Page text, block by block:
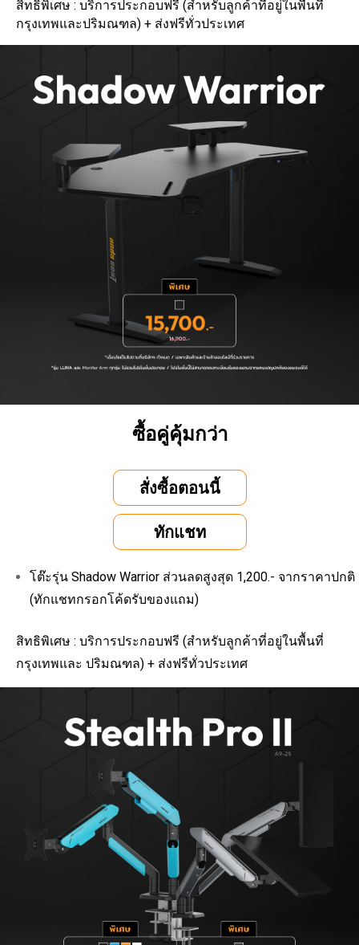
สิทธิพิเศษ : บริการประกอบฟรี (สำหรับลูกค้าที่อยู่ในพื้นที่
กรุงเทพและปริมณฑล) + ส่งฟรีทั่วประเทศ
ซื้อคู่คุ้มกว่า
สั่งซื้อตอนนี้
ทักแชท
โต๊ะรุ่น Shadow Warrior ส่วนลดสูงสุด 1,200.- จากราคาปกติ
(ทักแชทกรอกโค้ดรับของแถม)
สิทธิพิเศษ : บริการประกอบฟรี (สำหรับลูกค้าที่อยู่ในพื้นที่
กรุงเทพและ ปริมณฑล) + ส่งฟรีทั่วประเทศ